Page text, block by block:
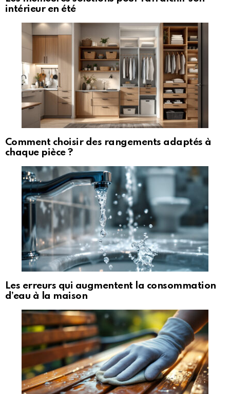
intérieur en été
Comment choisir des rangements adaptés à
chaque pièce ?
Les erreurs qui augmentent la consommation
d’eau à la maison